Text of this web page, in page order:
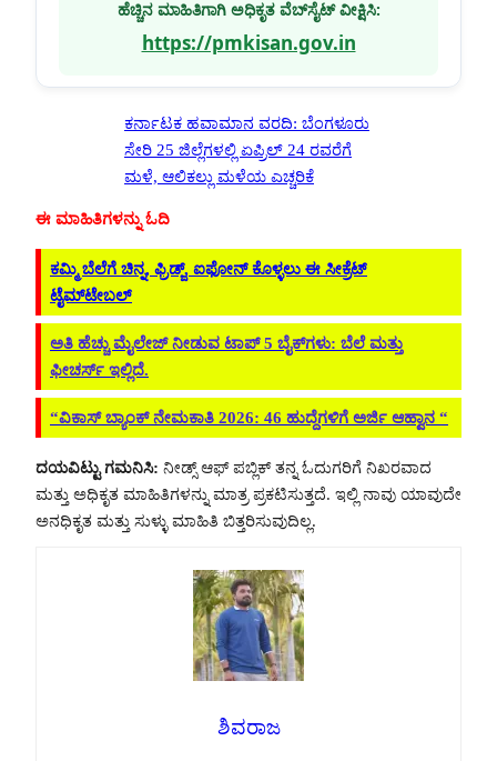
ಹೆಚ್ಚಿನ ಮಾಹಿತಿಗಾಗಿ ಅಧಿಕೃತ ವೆಬ್‌ಸೈಟ್ ವೀಕ್ಷಿಸಿ:
https://pmkisan.gov.in
ಕರ್ನಾಟಕ ಹವಾಮಾನ ವರದಿ: ಬೆಂಗಳೂರು
ಸೇರಿ 25 ಜಿಲ್ಲೆಗಳಲ್ಲಿ ಏಪ್ರಿಲ್ 24 ರವರೆಗೆ
ಮಳೆ, ಆಲಿಕಲ್ಲು ಮಳೆಯ ಎಚ್ಚರಿಕೆ
ಈ ಮಾಹಿತಿಗಳನ್ನು ಓದಿ
ಕಮ್ಮಿ ಬೆಲೆಗೆ ಚಿನ್ನ, ಫ್ರಿಡ್ಜ್, ಐಫೋನ್ ಕೊಳ್ಳಲು ಈ ಸೀಕ್ರೆಟ್
ಟೈಮ್‌ಟೇಬಲ್
ಅತಿ ಹೆಚ್ಚು ಮೈಲೇಜ್ ನೀಡುವ ಟಾಪ್ 5 ಬೈಕ್‌ಗಳು: ಬೆಲೆ ಮತ್ತು
ಫೀಚರ್ಸ್ ಇಲ್ಲಿದೆ.
“ವಿಕಾಸ್ ಬ್ಯಾಂಕ್ ನೇಮಕಾತಿ 2026: 46 ಹುದ್ದೆಗಳಿಗೆ ಅರ್ಜಿ ಆಹ್ವಾನ “
ದಯವಿಟ್ಟು ಗಮನಿಸಿ: ನೀಡ್ಸ್ ಆಫ್ ಪಬ್ಲಿಕ್ ತನ್ನ ಓದುಗರಿಗೆ ನಿಖರವಾದ
ಮತ್ತು ಅಧಿಕೃತ ಮಾಹಿತಿಗಳನ್ನು ಮಾತ್ರ ಪ್ರಕಟಿಸುತ್ತದೆ. ಇಲ್ಲಿ ನಾವು ಯಾವುದೇ
ಅನಧಿಕೃತ ಮತ್ತು ಸುಳ್ಳು ಮಾಹಿತಿ ಬಿತ್ತರಿಸುವುದಿಲ್ಲ.
ಶಿವರಾಜ